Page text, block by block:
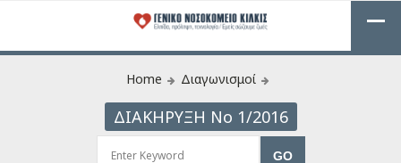
Home Διαγωνισμοί
ΔΙΑΚΗΡΥΞΗ Νο 1/2016